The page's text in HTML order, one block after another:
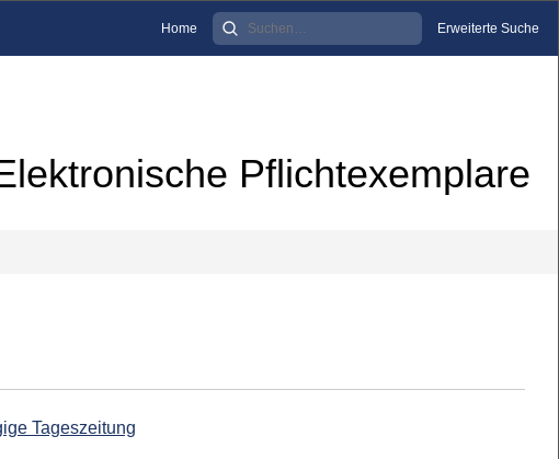
Home Erweiterte Suche
Pflichtexemplare
Tageszeitung